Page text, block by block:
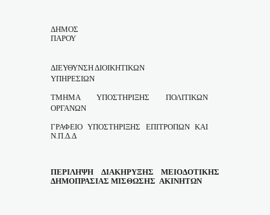
ΔΗΜΟΣ
ΠΑΡΟΥ
ΔΙΕΥΘΥΝΣΗ ΔΙΟΙΚΗΤΙΚΩΝ
ΥΠΗΡΕΣΙΩΝ
ΤΜΗΜΑ ΥΠΟΣΤΗΡΙΞΗΣ ΠΟΛΙΤΙΚΩΝ
ΟΡΓΑΝΩΝ
ΓΡΑΦΕΙΟ ΥΠΟΣΤΗΡΙΞΗΣ ΕΠΙΤΡΟΠΩΝ ΚΑΙ
Ν.Π.Δ.Δ
ΠΕΡΙΛΗΨΗ ΔΙΑΚΗΡΥΞΗΣ
ΜΕΙΟΔΟΤΙΚΗΣ
ΔΗΜΟΠΡΑΣΙΑΣ ΜΙΣΘΩΣΗΣ ΑΚΙΝΗΤΩΝ